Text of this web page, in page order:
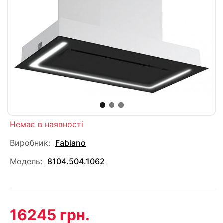
Немає в наявності
Виробник: Fabiano
Модель: 8104.504.1062
16245 грн.